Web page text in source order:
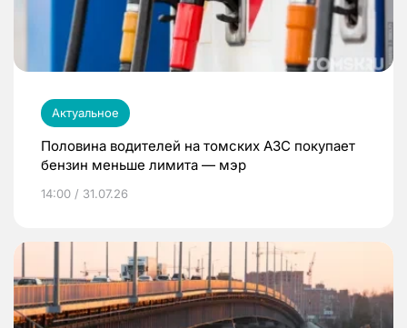
Актуальное
Половина водителей на томских АЗС покупает
бензин меньше лимита — мэр
14:00 / 31.07.26